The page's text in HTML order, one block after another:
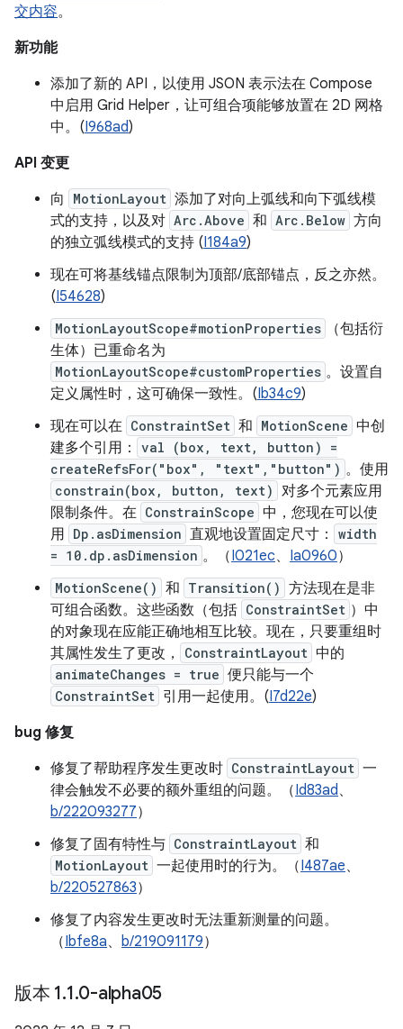
交内容。
新功能
添加了新的 API，以使用 JSON 表示法在 Compose
中启用 Grid Helper，让可组合项能够放置在 2D 网格
中。(I968ad)
API 变更
向
MotionLayout 添加了对向上弧线和向下弧线模
式的支持，以及对 Arc.Above 和 Arc.Below 方向
的独立弧线模式的支持 (I184a9)
现在可将基线锚点限制为顶部/底部锚点，反之亦然。
(I54628)
MotionLayoutScope#motionProperties
（包括衍
生体）已重命名为
MotionLayoutScope#customProperties 。设置自
定义属性时，这可确保一致性。(Ib34c9)
现在可以在 ConstraintSet 和 MotionScene 中创
建多个引用：
val (box, text, button) =
createRefsFor("box", "text","button") 。使用
constrain(box, button, text) 对多个元素应用
限制条件。在 ConstrainScope 中，您现在可以使
用 Dp.asDimension 直观地设置固定尺寸：
width
= 10.dp.asDimension 。（I021ec、 Ia0960）
MotionScene() 和 Transition() 方法现在是非
可组合函数。这些函数（包括 ConstraintSet ）中
的对象现在应能正确地相互比较。现在，只要重组时
其属性发生了更改，
ConstraintLayout 中的
animateChanges = true 便只能与一个
ConstraintSet 引用一起使用。(I7d22e)
bug 修复
修复了帮助程序发生更改时 ConstraintLayout 一
律会触发不必要的额外重组的问题。（Id83ad、
b/222093277）
修复了固有特性与 ConstraintLayout 和
MotionLayout 一起使用时的行为。（I487ae、
b/220527863）
修复了内容发生更改时无法重新测量的问题。
（Ibfe8a、 b/219091179）
版本 1.1.0-alpha05